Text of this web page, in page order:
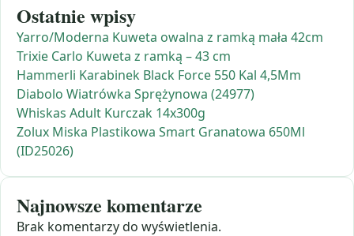
Ostatnie wpisy
Yarro/Moderna Kuweta owalna z ramką mała 42cm
Trixie Carlo Kuweta z ramką – 43 cm
Hammerli Karabinek Black Force 550 Kal 4,5Mm
Diabolo Wiatrówka Sprężynowa (24977)
Whiskas Adult Kurczak 14x300g
Zolux Miska Plastikowa Smart Granatowa 650Ml
(ID25026)
Najnowsze komentarze
Brak komentarzy do wyświetlenia.